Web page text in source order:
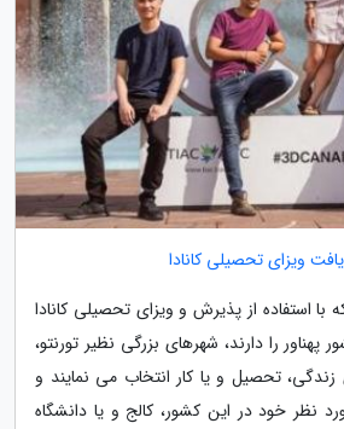
ویزای تحصیلی کانادا
که با استفاده از پذیرش و ویزای تحصیلی کانادا
را دارند، شهرهای بزرگی نظیر تورنتو،
زندگی، تحصیل و یا کار انتخاب می نمایند و
نظر خود در این کشور، کالج و یا دانشگاه